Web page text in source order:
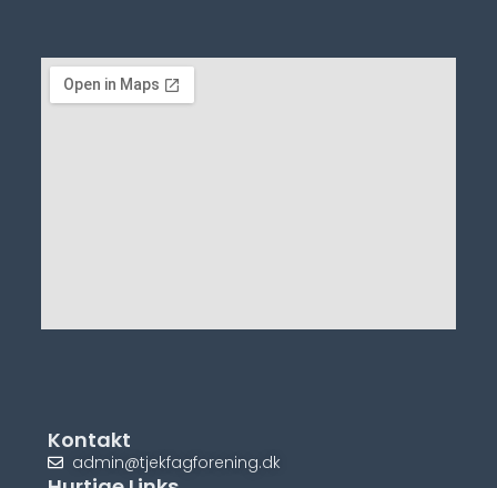
Kontakt
admin@tjekfagforening.dk